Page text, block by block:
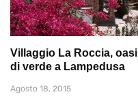
Villaggio La Roccia, oasi
di verde a Lampedusa
Agosto 18, 2015